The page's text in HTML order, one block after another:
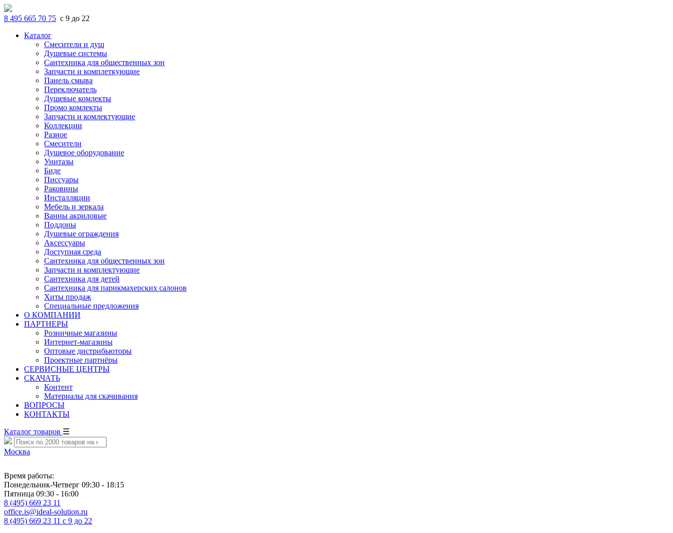
8 495 665 70 75 с 9 до 22
Каталог
Смесители и душ
Душевые системы
Сантехника для общественных зон
Запчасти и комплеткующие
Панель смыва
Переключатель
Душевые комлекты
Промо комлекты
Запчасти и комлектующие
Коллекции
Разное
Смесители
Душевое оборудование
Унитазы
Биде
Писсуары
Раковины
Инсталляции
Мебель и зеркала
Ванны акриловые
Поддоны
Душевые ограждения
Аксессуары
Доступная среда
Cантехника для общественных зон
Запчасти и комплектующие
Сантехника для детей
Сантехника для парикмахерских салонов
Хиты продаж
Специальные предложения
О КОМПАНИИ
ПАРТНЕРЫ
Розничные магазины
Интернет-магазины
Оптовые дистрибьюторы
Проектные партнёры
СЕРВИСНЫЕ ЦЕНТРЫ
СКАЧАТЬ
Контент
Материалы для скачивания
ВОПРОСЫ
КОНТАКТЫ
Каталог товаров ☰
Москва
Время работы:
Понедельник-Четверг 09:30 - 18:15
Пятница 09:30 - 16:00
8 (495) 669 23 11
office.is@ideal-solution.ru
8 (495) 669 23 11 с 9 до 22